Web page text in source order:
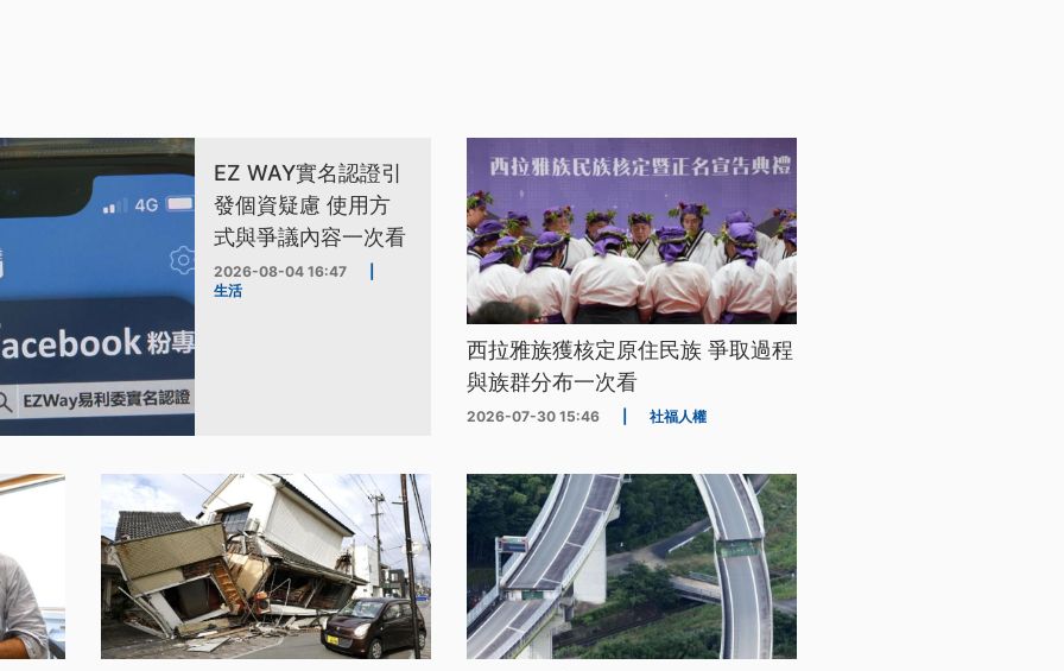
EZ WAY實名認證引
發個資疑慮 使用方
式與爭議內容一次看
2026-08-04 16:47
生活
西拉雅族獲核定原住民族 爭取過程
與族群分布一次看
2026-07-30 15:46 社福人權